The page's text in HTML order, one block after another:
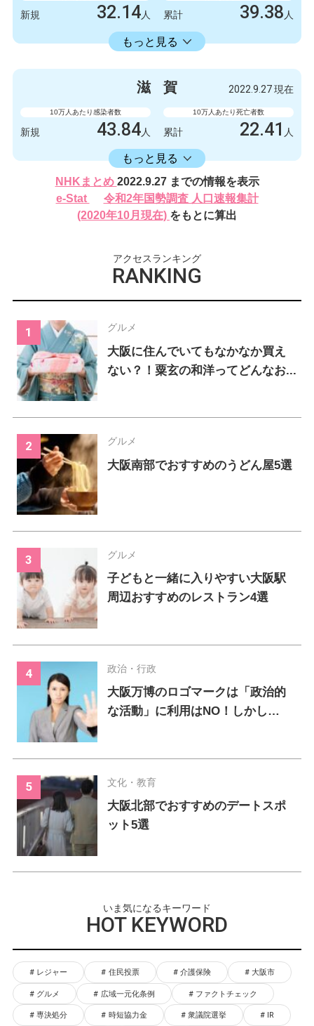
新規 32.14人 累計 39.38 人
もっと見る
16582.30人
426人 新規
219788 522
滋 賀 2022.9.27 現在
10万人あたり感染者数
新規 43.84 人
10万人あたり死亡者数
累計 22.41 人
もっと見る
16406.17人
感染者数
620人
死亡者数
新規
232024人 累計
NHKまとめ 2022.9.27 までの情報を表示
e-Stat
令和2年国勢調査 人口速報集計
(2020年10月現在) をもとに算出
アクセスランキング
RANKING
グルメ
大阪に住んでいてもなかなか買え
ない？！粟玄の和洋ってどんなお...
グルメ
大阪南部でおすすめのうどん屋5選
グルメ
子どもと一緒に入りやすい大阪駅
周辺おすすめのレストラン4選
政治・行政
大阪万博のロゴマークは「政治的
な活動」に利用はNO！しかし…
文化・教育
大阪北部でおすすめのデートスポ
ット5選
いま気になるキーワード
HOT KEYWORD
レジャー 住民投票 介護保険 大阪市
グルメ 広域一元化条例 ファクトチェック
専決処分 時短協力金 衆議院選挙 IR